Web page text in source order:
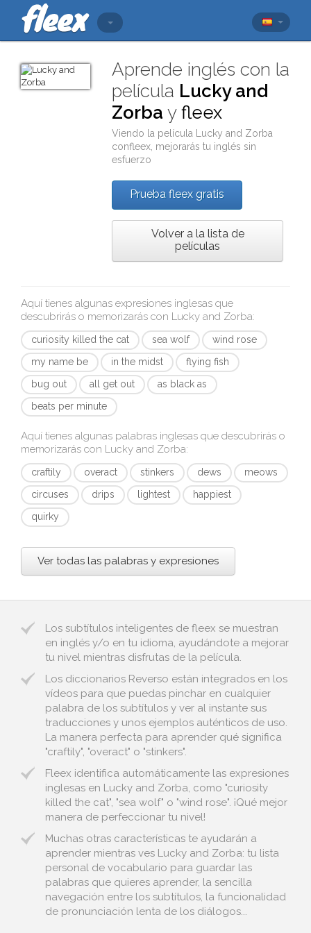
Aprende inglés con la
película Lucky and
Zorba yfleex
Viendo la película
Lucky and Zorba
confleex , mejorarás tu inglés sin
esfuerzo
Prueba fleex gratis
Volver a la lista de
películas
Aquí tienes algunas expresiones inglesas que
descubrirás o memorizarás con Lucky and Zorba:
curiosity killed the cat sea wolf
wind rose
my name be
in the midst
flying fish
bug out
all get out
as black as
beats per minute
Aquí tienes algunas palabras inglesas que descubrirás o
memorizarás con Lucky and Zorba:
craftily overact stinkers dews
meows
circuses
drips lightest
happiest
quirky
Ver todas las palabras y expresiones
Los subtítulos inteligentes de fleex se muestran
en inglés y/o en tu idioma, ayudándote a mejorar
tu nivel mientras disfrutas de la película.
Los diccionarios Reverso están integrados en los
vídeos para que puedas pinchar en cualquier
palabra de los subtítulos y ver al instante sus
traducciones y unos ejemplos auténticos de uso.
La manera perfecta para aprender qué significa
"craftily", "overact" o "stinkers".
Fleex identifica automáticamente las expresiones
inglesas en Lucky and Zorba, como "curiosity
killed the cat", "sea wolf" o "wind rose". ¡Qué mejor
manera de perfeccionar tu nivel!
Muchas otras características te ayudarán a
aprender mientras ves Lucky and Zorba: tu lista
personal de vocabulario para guardar las
palabras que quieres aprender, la sencilla
navegación entre los subtítulos, la funcionalidad
de pronunciación lenta de los diálogos...